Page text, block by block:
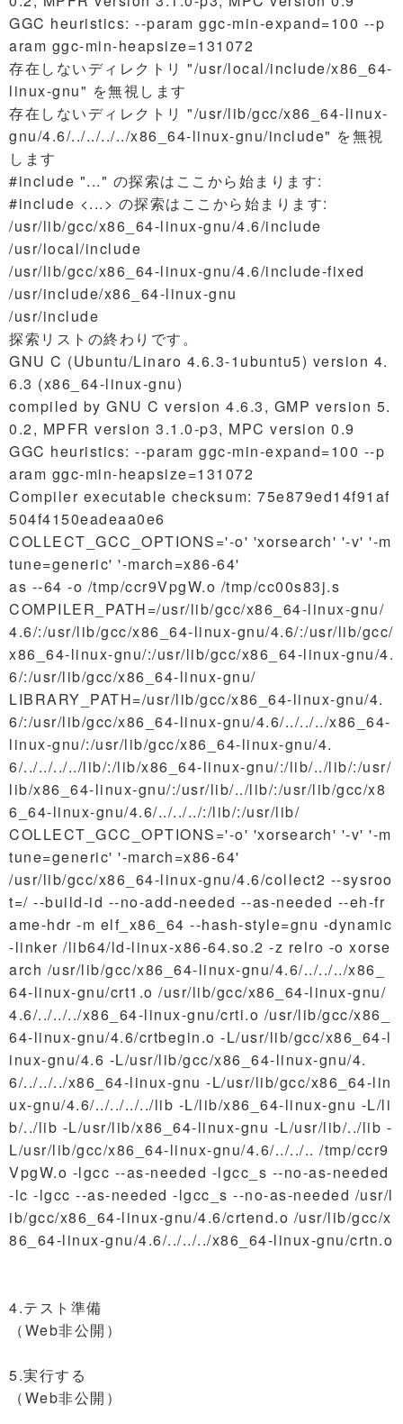
GGC heuristics: --param ggc-min-expand=100 --p
aram ggc-min-heapsize=131072
存在しないディレクトリ "/usr/local/include/x86_64-
linux-gnu" を無視します
存在しないディレクトリ "/usr/lib/gcc/x86_64-linux-
gnu/4.6/../../../../x86_64-linux-gnu/include" を無視
します
#include "..." の探索はここから始まります:
#include <...> の探索はここから始まります:
/usr/lib/gcc/x86_64-linux-gnu/4.6/include
/usr/local/include
/usr/lib/gcc/x86_64-linux-gnu/4.6/include-fixed
/usr/include/x86_64-linux-gnu
/usr/include
探索リストの終わりです。
GNU C (Ubuntu/Linaro 4.6.3-1ubuntu5) version 4.
6.3 (x86_64-linux-gnu)
compiled by GNU C version 4.6.3, GMP version 5.
0.2, MPFR version 3.1.0-p3, MPC version 0.9
GGC heuristics: --param ggc-min-expand=100 --p
aram ggc-min-heapsize=131072
Compiler executable checksum: 75e879ed14f91af
504f4150eadeaa0e6
COLLECT_GCC_OPTIONS='-o' 'xorsearch' '-v' '-m
tune=generic' '-march=x86-64'
as --64 -o /tmp/ccr9VpgW.o /tmp/cc00s83j.s
COMPILER_PATH=/usr/lib/gcc/x86_64-linux-gnu/
4.6/:/usr/lib/gcc/x86_64-linux-gnu/4.6/:/usr/lib/gcc/
x86_64-linux-gnu/:/usr/lib/gcc/x86_64-linux-gnu/4.
6/:/usr/lib/gcc/x86_64-linux-gnu/
LIBRARY_PATH=/usr/lib/gcc/x86_64-linux-gnu/4.
6/:/usr/lib/gcc/x86_64-linux-gnu/4.6/../../../x86_64-
linux-gnu/:/usr/lib/gcc/x86_64-linux-gnu/4.
6/../../../../lib/:/lib/x86_64-linux-gnu/:/lib/../lib/:/usr/
lib/x86_64-linux-gnu/:/usr/lib/../lib/:/usr/lib/gcc/x8
6_64-linux-gnu/4.6/../../../:/lib/:/usr/lib/
COLLECT_GCC_OPTIONS='-o' 'xorsearch' '-v' '-m
tune=generic' '-march=x86-64'
/usr/lib/gcc/x86_64-linux-gnu/4.6/collect2 --sysroo
t=/ --build-id --no-add-needed --as-needed --eh-fr
ame-hdr -m elf_x86_64 --hash-style=gnu -dynamic
-linker /lib64/ld-linux-x86-64.so.2 -z relro -o xorse
arch /usr/lib/gcc/x86_64-linux-gnu/4.6/../../../x86_
64-linux-gnu/crt1.o /usr/lib/gcc/x86_64-linux-gnu/
4.6/../../../x86_64-linux-gnu/crti.o /usr/lib/gcc/x86_
64-linux-gnu/4.6/crtbegin.o -L/usr/lib/gcc/x86_64-l
inux-gnu/4.6 -L/usr/lib/gcc/x86_64-linux-gnu/4.
6/../../../x86_64-linux-gnu -L/usr/lib/gcc/x86_64-lin
ux-gnu/4.6/../../../../lib -L/lib/x86_64-linux-gnu -L/li
b/../lib -L/usr/lib/x86_64-linux-gnu -L/usr/lib/../lib -
L/usr/lib/gcc/x86_64-linux-gnu/4.6/../../.. /tmp/ccr9
VpgW.o -lgcc --as-needed -lgcc_s --no-as-needed
-lc -lgcc --as-needed -lgcc_s --no-as-needed /usr/l
ib/gcc/x86_64-linux-gnu/4.6/crtend.o /usr/lib/gcc/x
86_64-linux-gnu/4.6/../../../x86_64-linux-gnu/crtn.o
4.テスト準備
（Web非公開）
5.実行する
（Web非公開）